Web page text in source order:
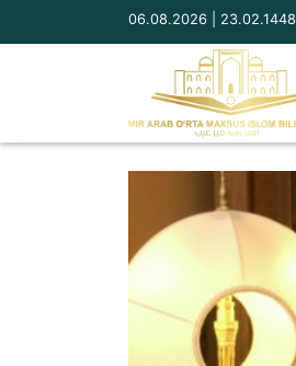
06.08.2026 | 23.02.1448